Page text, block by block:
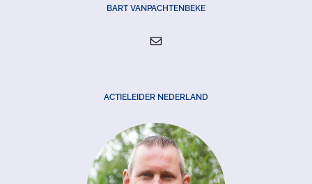
BART VANPACHTENBEKE
ACTIELEIDER NEDERLAND